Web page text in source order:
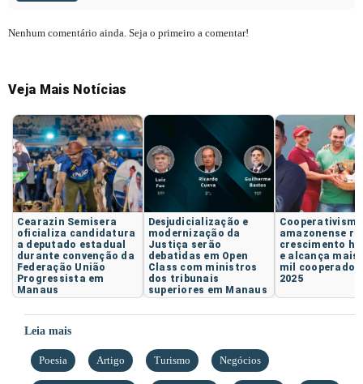
Nenhum comentário ainda. Seja o primeiro a comentar!
Veja Mais Notícias
Cearazin Semisera
oficializa candidatura
a deputado estadual
durante convenção da
Federação União
Progressista em
Manaus
Desjudicialização e
modernização da
Justiça serão
debatidas em Open
Class com ministros
dos tribunais
superiores em Manaus
Cooperativismo
amazonense
crescimento
e alcança mais
mil cooperados
2025
Leia mais
Poesia Artigo Turismo Negócios